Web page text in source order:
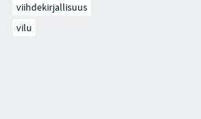
viihdekirjallisuus
vilu